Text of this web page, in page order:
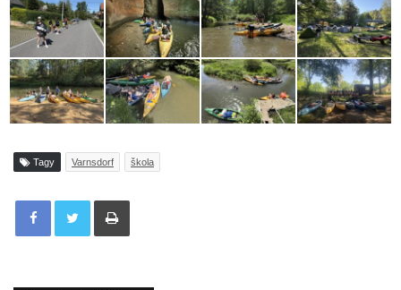
Tagy Varnsdorf škola
Tisknout